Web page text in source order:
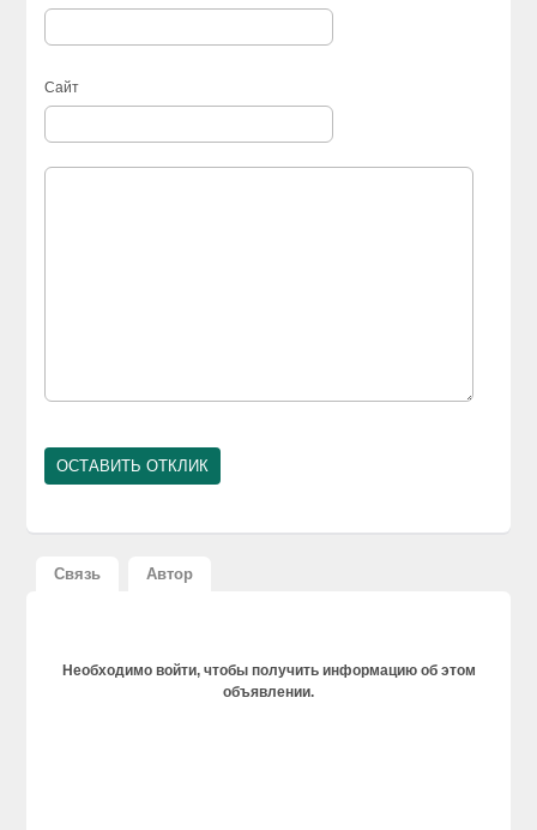
Сайт
Связь Автор
Необходимо войти, чтобы получить информацию об этом
объявлении.